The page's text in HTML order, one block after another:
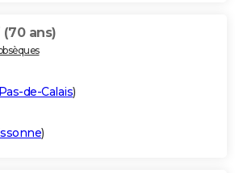
(70 ans)
de-Calais)
)